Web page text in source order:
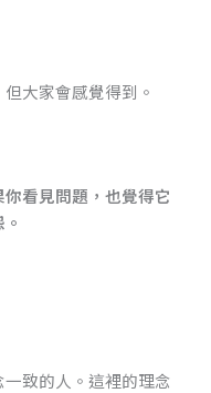
大家會感覺得到。
你看見問題，也覺得它
致的人。這裡的理念